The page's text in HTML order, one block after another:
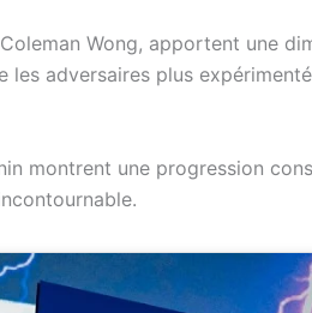
Wong, apportent une
adversaires plus
montrent une progression